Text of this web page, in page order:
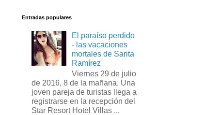
Entradas populares
El paraíso perdido
- las vacaciones
mortales de Sarita
Ramírez
Viernes 29 de julio
de 2016, 8 de la mañana. Una
joven pareja de turistas llega a
registrarse en la recepción del
Star Resort Hotel Villas ...